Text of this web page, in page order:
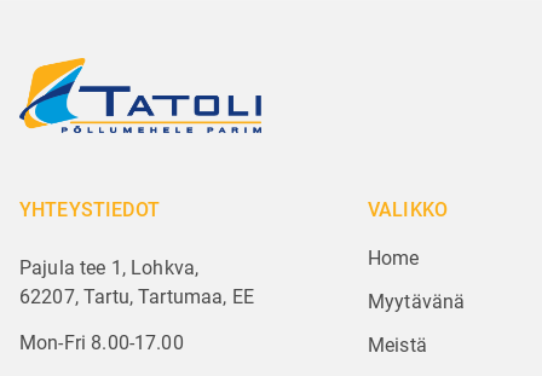
YHTEYSTIEDOT
Pajula tee 1, Lohkva,
62207, Tartu, Tartumaa, EE
Mon-Fri 8.00-17.00
VALIKKO
Home
Myytävänä
Meistä